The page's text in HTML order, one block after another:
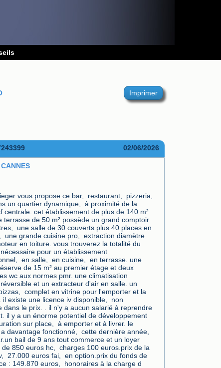
Imprimer
02/06/2026
vous propose ce bar,  restaurant,  pizzeria,
un quartier dynamique,  à proximité de la
centrale. cet établissement de plus de 140 m²
terrasse de 50 m² possède un grand comptoir
une salle de 30 couverts plus 40 places en
une grande cuisine pro,  extraction diamètre
en toiture. vous trouverez la totalité du
pour un établissement
en salle,  en cuisine,  en terrasse. une
de 15 m² au premier étage et deux
wc aux normes pmr. une climatisation
et un extracteur d'air en salle. un
complet en vitrine pour l'emporter et la
il existe une licence iv disponible,  non
dans le prix. . il n'y a aucun salarié à reprendre
il y a un énorme potentiel de développement
sur place,  à emporter et à livrer. le
davantage fonctionné,  cette dernière année,
bail de 9 ans tout commerce et un loyer
de 850 euros hc,  charges 100 euros.prix de la
27.000 euros fai,  en option.prix du fonds de
: 149.870 euros,  honoraires à la charge d